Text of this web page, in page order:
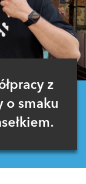
z
o smaku